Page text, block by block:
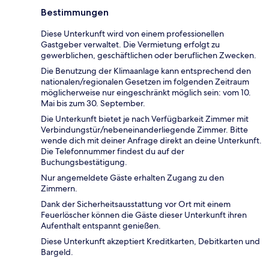
Bestimmungen
Diese Unterkunft wird von einem professionellen
Gastgeber verwaltet. Die Vermietung erfolgt zu
gewerblichen, geschäftlichen oder beruflichen Zwecken.
Die Benutzung der Klimaanlage kann entsprechend den
nationalen/regionalen Gesetzen im folgenden Zeitraum
möglicherweise nur eingeschränkt möglich sein: vom 10.
Mai bis zum 30. September.
Die Unterkunft bietet je nach Verfügbarkeit Zimmer mit
Verbindungstür/nebeneinanderliegende Zimmer. Bitte
wende dich mit deiner Anfrage direkt an deine Unterkunft.
Die Telefonnummer findest du auf der
Buchungsbestätigung.
Nur angemeldete Gäste erhalten Zugang zu den
Zimmern.
Dank der Sicherheitsausstattung vor Ort mit einem
Feuerlöscher können die Gäste dieser Unterkunft ihren
Aufenthalt entspannt genießen.
Diese Unterkunft akzeptiert Kreditkarten, Debitkarten und
Bargeld.